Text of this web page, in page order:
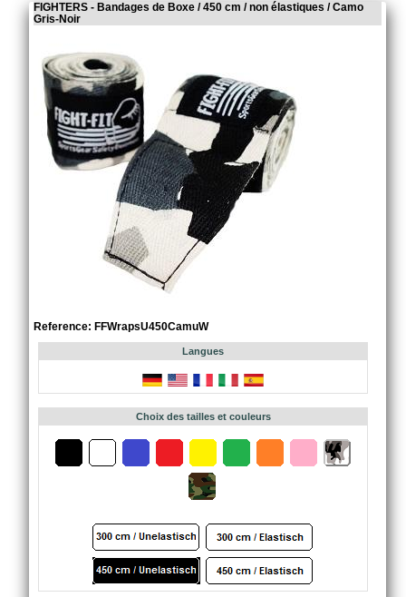
FIGHTERS - Bandages de Boxe / 450 cm / non élastiques / Camo
Gris-Noir
Reference: FFWrapsU450CamuW
Langues
Choix des tailles et couleurs